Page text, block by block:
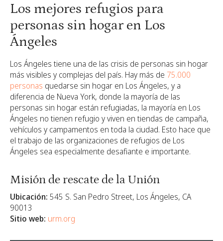
Los mejores refugios para
personas sin hogar en Los
Ángeles
Los Ángeles tiene una de las crisis de personas sin hogar
más visibles y complejas del país. Hay más de 75.000
personas quedarse sin hogar en Los Ángeles, y a
diferencia de Nueva York, donde la mayoría de las
personas sin hogar están refugiadas, la mayoría en Los
Ángeles no tienen refugio y viven en tiendas de campaña,
vehículos y campamentos en toda la ciudad. Esto hace que
el trabajo de las organizaciones de refugios de Los
Ángeles sea especialmente desafiante e importante.
Misión de rescate de la Unión
Ubicación: 545 S. San Pedro Street, Los Ángeles, CA
90013
Sitio web: urm.org